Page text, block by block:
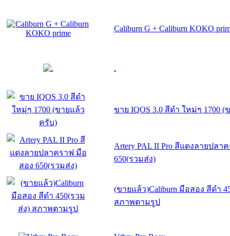
Caliburn G + Caliburn KOKO
.
ขาย IQOS 3.0 สีดำ ใหม่ๆ 1700
Artery PAL II Pro สีแดงลายปลา
650(รวมส่ง)
(ขายแล้ว)Caliburn มือสอง สีดำ
สภาพตามรูป